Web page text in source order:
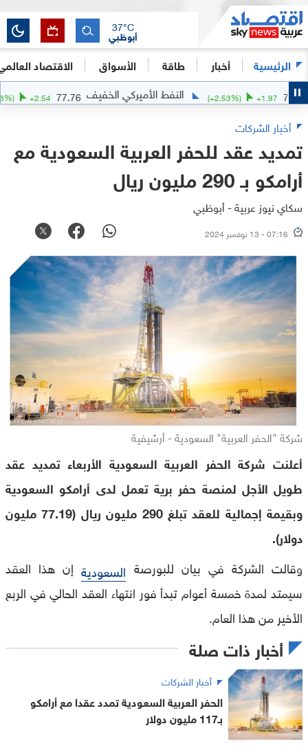
الرئيسية أخبار طاقة الأسواق الاقتصاد
أبوظبي
37°C
+ 1.97
(+ 2.53%) النفط الأميركي الخفيف 77.76
+2.54
(+ 3.38%)
أخبار الشركات
تمديد عقد للحفر العربية السعودية مع
أرامكو بـ 290 مليون ريال
سكاي نيوز عربية - أبوظبي
07:16 - 13 نوفمبر 2024
شركة "الحفر العربية" السعودية - أرشيفية
أعلنت شركة الحفر العربية السعودية الأربعاء تمديد عقد
طويل الأجل لمنصة حفر برية تعمل لدى أرامكو السعودية
وبقيمة إجمالية للعقد تبلغ 290 مليون ريال (77.19 مليون
دولار).
وقالت الشركة في بيان للبورصة السعوديةإن هذا العقد
سيمتد لمدة خمسة أعوام تبدأ فور انتهاء العقد الحالي في الربع
الأخير من هذا العام.
أخبار ذات صلة
أخبار الشركات
الحفر العربية السعودية تمدد عقدا مع أرامكو
بـ117 مليون دولار